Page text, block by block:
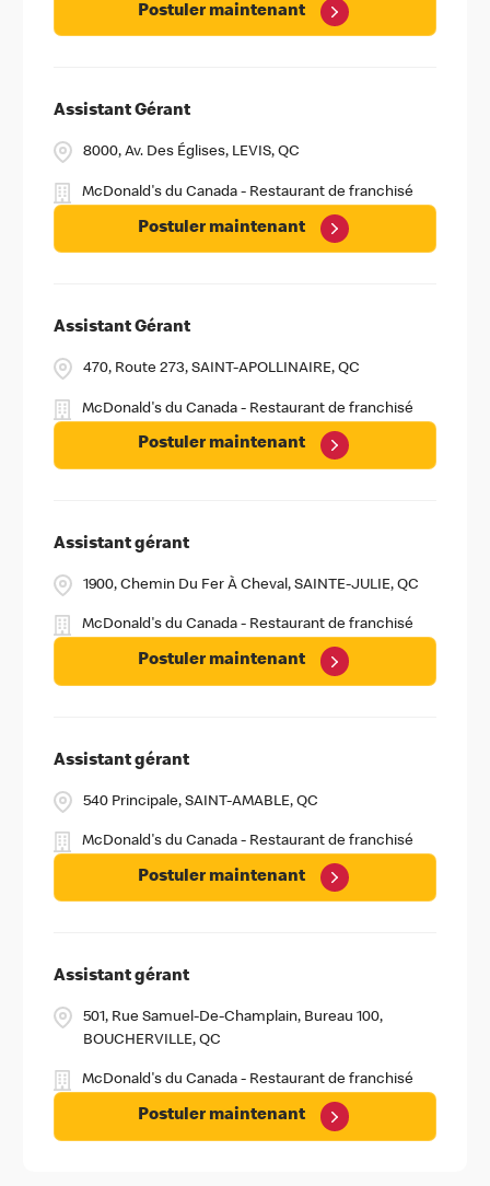
Postuler maintenant
Assistant Gérant
8000, Av. Des Églises, LEVIS, QC
McDonald's du Canada - Restaurant de franchisé
Postuler maintenant
Assistant Gérant
470, Route 273, SAINT-APOLLINAIRE, QC
McDonald's du Canada - Restaurant de franchisé
Postuler maintenant
Assistant gérant
1900, Chemin Du Fer À Cheval, SAINTE-JULIE, QC
McDonald's du Canada - Restaurant de franchisé
Postuler maintenant
Assistant gérant
540 Principale, SAINT-AMABLE, QC
McDonald's du Canada - Restaurant de franchisé
Postuler maintenant
Assistant gérant
501, Rue Samuel-De-Champlain, Bureau 100,
BOUCHERVILLE, QC
McDonald's du Canada - Restaurant de franchisé
Postuler maintenant